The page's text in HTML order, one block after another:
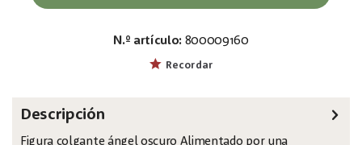
N.º artículo: 800009160
Recordar
Descripción
Figura colgante ángel oscuro Alimentado por una